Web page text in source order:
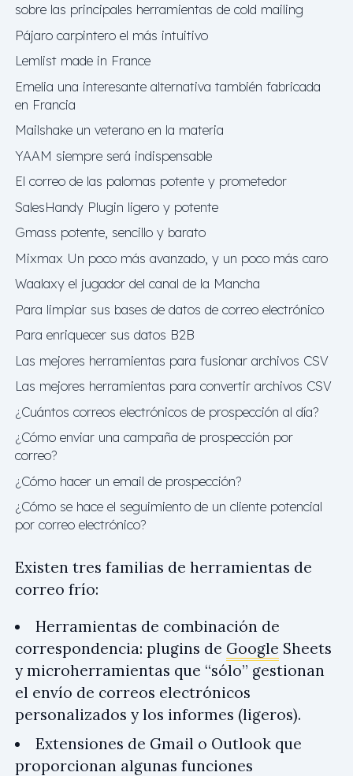
sobre las principales herramientas de cold mailing
Pájaro carpintero el más intuitivo
Lemlist made in France
Emelia una interesante alternativa también fabricada
en Francia
Mailshake un veterano en la materia
YAAM siempre será indispensable
El correo de las palomas potente y prometedor
SalesHandy Plugin ligero y potente
Gmass potente, sencillo y barato
Mixmax Un poco más avanzado, y un poco más caro
Waalaxy el jugador del canal de la Mancha
Para limpiar sus bases de datos de correo electrónico
Para enriquecer sus datos B2B
Las mejores herramientas para fusionar archivos CSV
Las mejores herramientas para convertir archivos CSV
¿Cuántos correos electrónicos de prospección al día?
¿Cómo enviar una campaña de prospección por
correo?
¿Cómo hacer un email de prospección?
¿Cómo se hace el seguimiento de un cliente potencial
por correo electrónico?
Existen tres familias de herramientas de
correo frío:
Herramientas de combinación de
correspondencia: plugins de Google Sheets
y microherramientas que “sólo” gestionan
el envío de correos electrónicos
personalizados y los informes (ligeros).
Extensiones de Gmail o Outlook que
proporcionan algunas funciones